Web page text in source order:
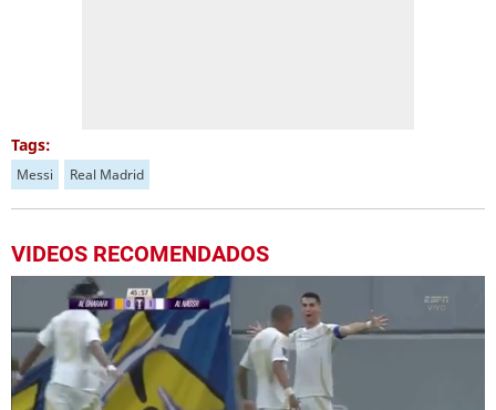
Tags:
Messi Real Madrid
VIDEOS RECOMENDADOS